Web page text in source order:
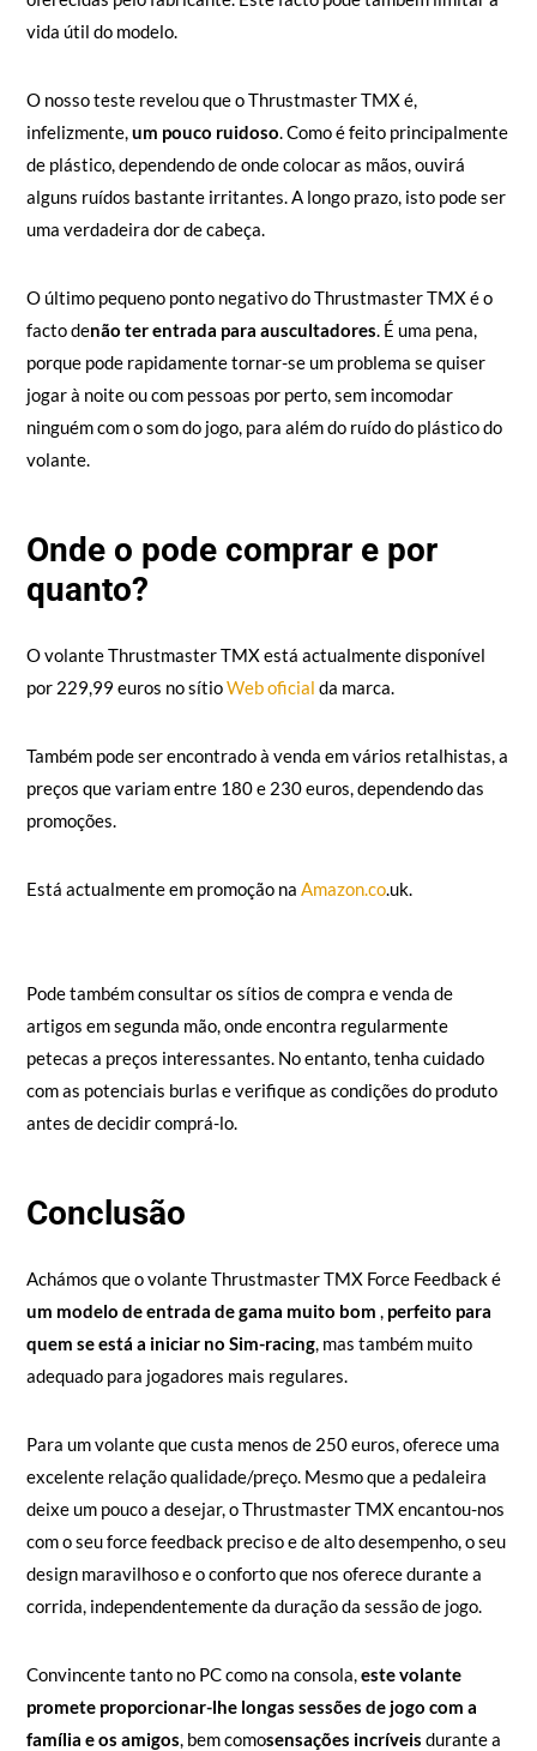
vida útil do modelo.
O nosso teste revelou que o Thrustmaster TMX é,
infelizmente,um pouco ruidoso. Como é feito principalmente
de plástico, dependendo de onde colocar as mãos, ouvirá
alguns ruídos bastante irritantes. A longo prazo, isto pode ser
uma verdadeira dor de cabeça.
O último pequeno ponto negativo do Thrustmaster TMX é o
facto denão ter entrada para auscultadores. É uma pena,
porque pode rapidamente tornar-se um problema se quiser
jogar à noite ou com pessoas por perto, sem incomodar
ninguém com o som do jogo, para além do ruído do plástico do
volante.
Onde o pode comprar e por
quanto?
O volante Thrustmaster TMX está actualmente disponível
por 229,99 euros no sítioWeb oficial da marca.
Também pode ser encontrado à venda em vários retalhistas, a
preços que variam entre 180 e 230 euros, dependendo das
promoções.
Está actualmente em promoção na Amazon.co.uk.
Pode também consultar os sítios de compra e venda de
artigos em segunda mão, onde encontra regularmente
petecas a preços interessantes. No entanto, tenha cuidado
com as potenciais burlas e verifique as condições do produto
antes de decidir comprá-lo.
Conclusão
Achámos que o volante Thrustmaster TMX Force Feedback é
um modelo de entrada de gama muito bom , perfeito para
quem se está a iniciar no Sim-racing, mas também muito
adequado para jogadores mais regulares.
Para um volante que custa menos de 250 euros, oferece uma
excelente relação qualidade/preço. Mesmo que a pedaleira
deixe um pouco a desejar, o Thrustmaster TMX encantou-nos
com o seu force feedback preciso e de alto desempenho, o seu
design maravilhoso e o conforto que nos oferece durante a
corrida, independentemente da duração da sessão de jogo.
Convincente tanto no PC como na consola,este volante
promete proporcionar-lhe longas sessões de jogo com a
família e os amigos, bem comosensações incríveis durante a